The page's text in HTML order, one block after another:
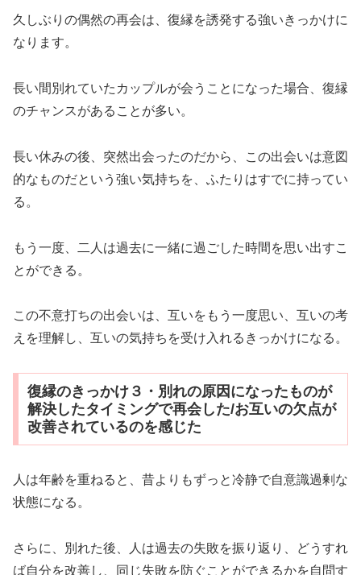
久しぶりの偶然の再会は、復縁を誘発する強いきっかけに
なります。
長い間別れていたカップルが会うことになった場合、復縁
のチャンスがあることが多い。
長い休みの後、突然出会ったのだから、この出会いは意図
的なものだという強い気持ちを、ふたりはすでに持ってい
る。
もう一度、二人は過去に一緒に過ごした時間を思い出すこ
とができる。
この不意打ちの出会いは、互いをもう一度思い、互いの考
えを理解し、互いの気持ちを受け入れるきっかけになる。
復縁のきっかけ３・別れの原因になったものが
解決したタイミングで再会した/お互いの欠点が
改善されているのを感じた
人は年齢を重ねると、昔よりもずっと冷静で自意識過剰な
状態になる。
さらに、別れた後、人は過去の失敗を振り返り、どうすれ
ば自分を改善し、同じ失敗を防ぐことができるかを自問す